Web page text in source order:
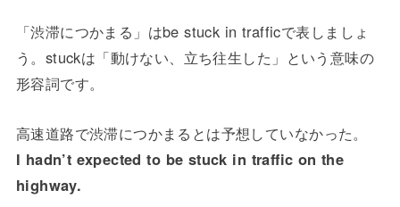
「渋滞につかまる」はbe stuck in trafficで表しましょ
う。stuckは「動けない、立ち往生した」という意味の
形容詞です。
高速道路で渋滞につかまるとは予想していなかった。
I hadn’t expected to be stuck in traffic on the
highway.